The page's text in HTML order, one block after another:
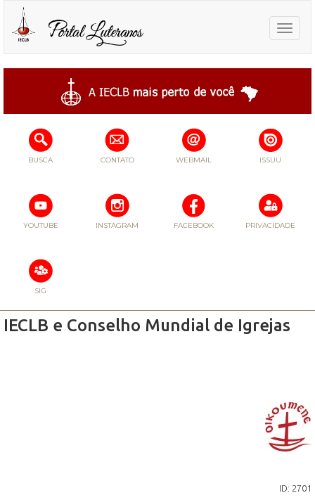
Toggle
BUSCA CONTATO WEBMAIL ISSUU
YOUTUBE INSTAGRAM FACEBOOK PRIVACIDADE
SIG
IECLB e Conselho Mundial de Igrejas
ID: 2701